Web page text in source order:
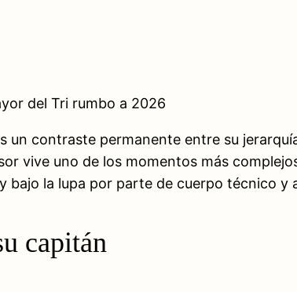
del Tri rumbo a 2026
un contraste permanente entre su
vive uno de los momentos más
bajo la lupa por parte de cuerpo técnico y
capitán